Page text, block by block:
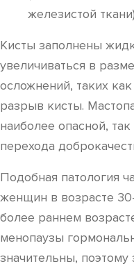
железистой
Кисты заполнены
увеличиваться в
осложнений, таких
разрыв кисты.
наиболее опасной,
перехода
Подобная патология
женщин в возрасте
более раннем
менопаузы
значительны, поэтому